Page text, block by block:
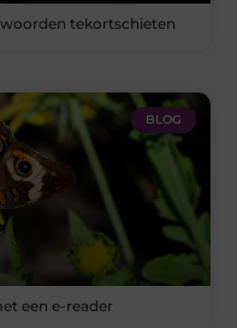
tekortschieten
BLOG
een e-reader